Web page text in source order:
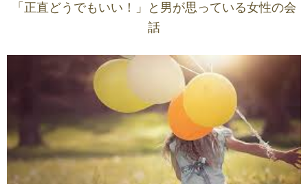
「正直どうでもいい！」と男が思っている女性の会
話